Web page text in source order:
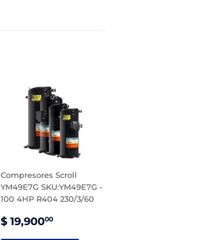
Compresores Scroll
YM49E7G SKU:YM49E7G -
100 4HP R404 230/3/60
PRECIO
$ 19,90000